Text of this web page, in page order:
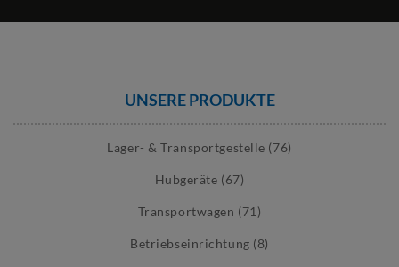
UNSERE PRODUKTE
Lager- & Transportgestelle (76)
Hubgeräte (67)
Transportwagen (71)
Betriebseinrichtung (8)